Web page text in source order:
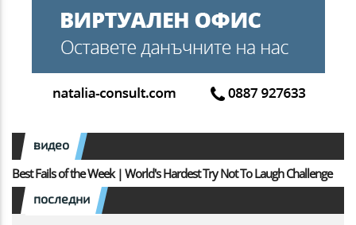
видео
Best Fails of the Week | World's Hardest Try Not To Laugh Challenge
последни